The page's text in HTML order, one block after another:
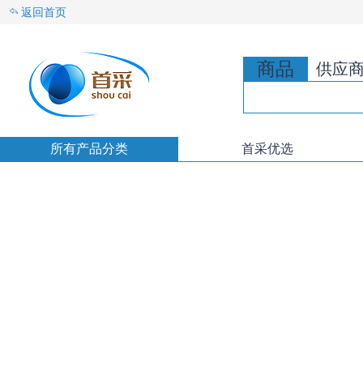
返回首页
商品 供应
所有产品分类 首采优选